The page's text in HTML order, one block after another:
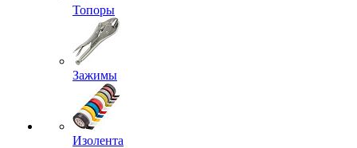
Топоры
Зажимы
Изолента